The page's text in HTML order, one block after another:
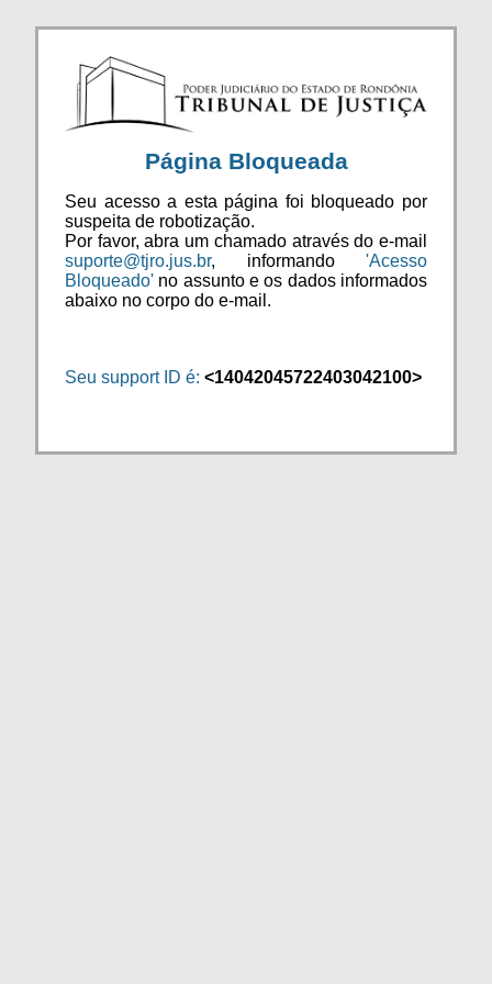
Página Bloqueada
Seu acesso a esta página foi bloqueado por
suspeita de robotização.
Por favor, abra um chamado através do e-mail
suporte@tjro.jus.br, informando 'Acesso
Bloqueado' no assunto e os dados informados
abaixo no corpo do e-mail.
Seu support ID é: <14042045722403042100>